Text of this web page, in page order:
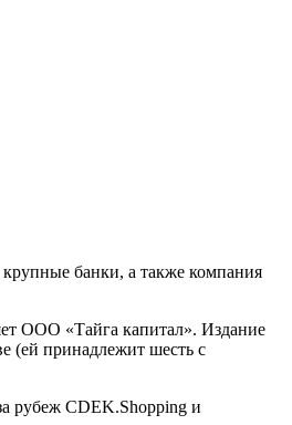
банки, а также компания
ООО «Тайга капитал». Издание
(ей принадлежит шесть с
рубеж CDEK.Shopping и